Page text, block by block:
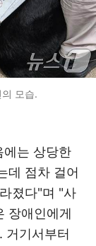
모습.
에는 상당한
데 점차 걸어
졌다"며 "사
장애인에게
거기서부터